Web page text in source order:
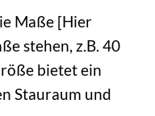
Maße [Hier
stehen, z.B. 40
bietet ein
Stauraum und